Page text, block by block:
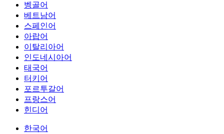
벵골어
베트남어
스페인어
아랍어
이탈리아어
인도네시아어
태국어
터키어
포르투갈어
프랑스어
힌디어
한국어